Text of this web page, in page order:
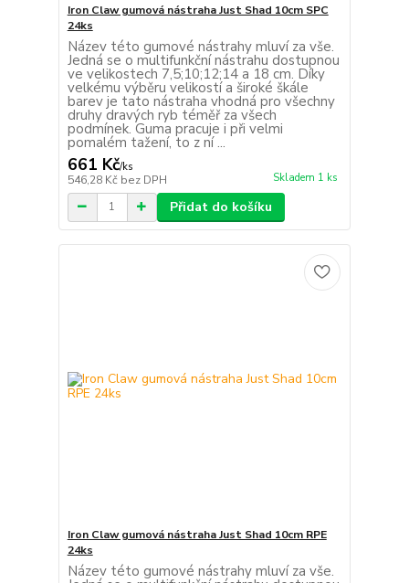
Iron Claw gumová nástraha Just Shad 10cm SPC
24ks
Název této gumové nástrahy mluví za vše.
Jedná se o multifunkční nástrahu dostupnou
ve velikostech 7,5;10;12;14 a 18 cm. Díky
velkému výběru velikostí a široké škále
barev je tato nástraha vhodná pro všechny
druhy dravých ryb téměř za všech
podmínek. Guma pracuje i při velmi
pomalém tažení, to z ní ...
661 Kč/ks
546,28 Kč bez DPH Skladem 1 ks
Přidat do košíku
Iron Claw gumová nástraha Just Shad 10cm RPE
24ks
Název této gumové nástrahy mluví za vše.